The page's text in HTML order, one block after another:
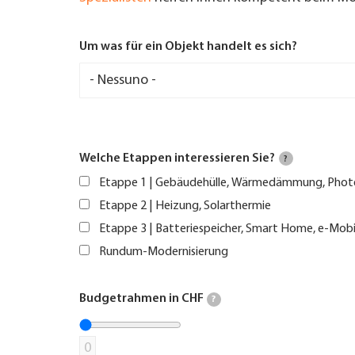
Um was für ein Objekt handelt es sich?
Welche Etappen interessieren Sie? ?
Etappe 1 | Gebäudehülle, Wärmedämmung,
Etappe 2 | Heizung, Solarthermie
Etappe 3 | Batteriespeicher, Smart Home, e-
Rundum-Modernisierung
Budgetrahmen in CHF ?
0